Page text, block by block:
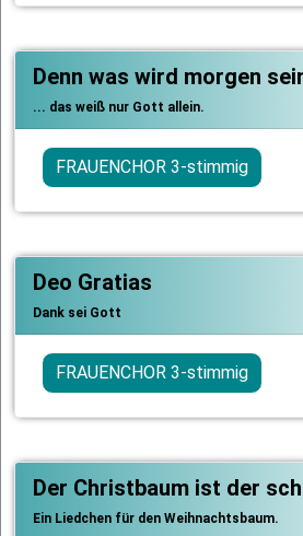
Denn was wird morgen
... das weiß nur Gott allein.
FRAUENCHOR 3-stimmig
Deo Gratias
Dank sei Gott
FRAUENCHOR 3-stimmig
Der Christbaum ist der
Ein Liedchen für den Weihnachtsbaum.